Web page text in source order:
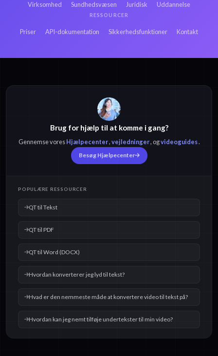
Virksomhed Sundhedsvæsen Juridisk Uddannelse
RESSOURCER
Priser API-dokumentation Sikkerhedsfunktioner Kontakt
Brug for hjælp til at komme i gang?
Gennemse voresHjælpecenter,vejledninger, ogvideoguides.
Besøg Hjælpecenter
POPULÆRE RESSOURCER
QT til Tekst
QT til PDF
QT til Word (DOCX)
Hvordan konverterer jeg lyd til tekst?
Hvad er den nemmeste måde at konvertere video til tekst på?
Hvordan kan jeg nemt tilføje undertekster til min video?